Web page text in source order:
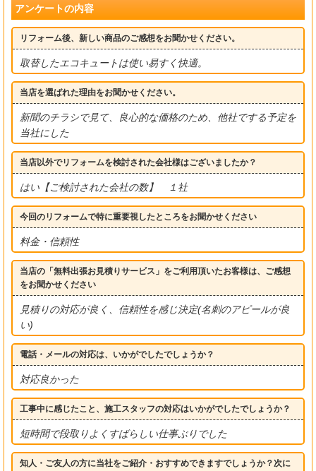
アンケートの内容
リフォーム後、新しい商品のご感想をお聞かせください。
取替したエコキュートは使い易すく快適。
当店を選ばれた理由をお聞かせください。
新聞のチラシで見て、良心的な価格のため、他社でする予定を
当社にした
当店以外でリフォームを検討された会社様はございましたか？
はい【ご検討された会社の数】 １社
今回のリフォームで特に重要視したところをお聞かせください
料金・信頼性
当店の「無料出張お見積りサービス」をご利用頂いたお客様は、ご感想
をお聞かせください
見積りの対応が良く、信頼性を感じ決定(名刺のアピールが良
い)
電話・メールの対応は、いかがでしたでしょうか？
対応良かった
工事中に感じたこと、施工スタッフの対応はいかがでしたでしょうか？
短時間で段取りよくすばらしい仕事ぶりでした
知人・ご友人の方に当社をご紹介・おすすめできますでしょうか？次に